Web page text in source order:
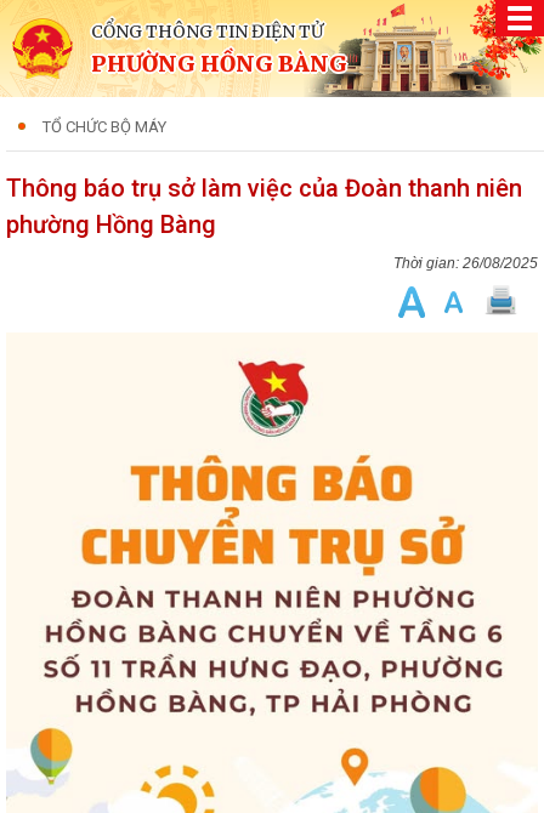
CỔNG THÔNG TIN ĐIỆN TỬ
PHƯỜNG HỒNG BÀNG
TỔ CHỨC BỘ MÁY
Thông báo trụ sở làm việc của Đoàn thanh niên
phường Hồng Bàng
26/08/2025